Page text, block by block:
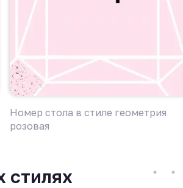
Номер стола в стиле геометрия
розовая
стилях